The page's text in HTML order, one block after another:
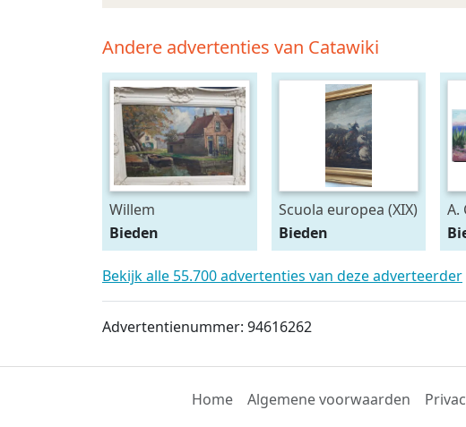
Andere advertenties van Catawiki
Willem
Horselenberg (
1881-1961 ) - Bootje
aan de vaart
Bieden
Scuola europea (XIX)
- battaglia
Bieden
A.
Bekijk alle 55.700 advertenties van deze adverteerder
Advertentienummer: 94616262
Home Algemene voorwaarden